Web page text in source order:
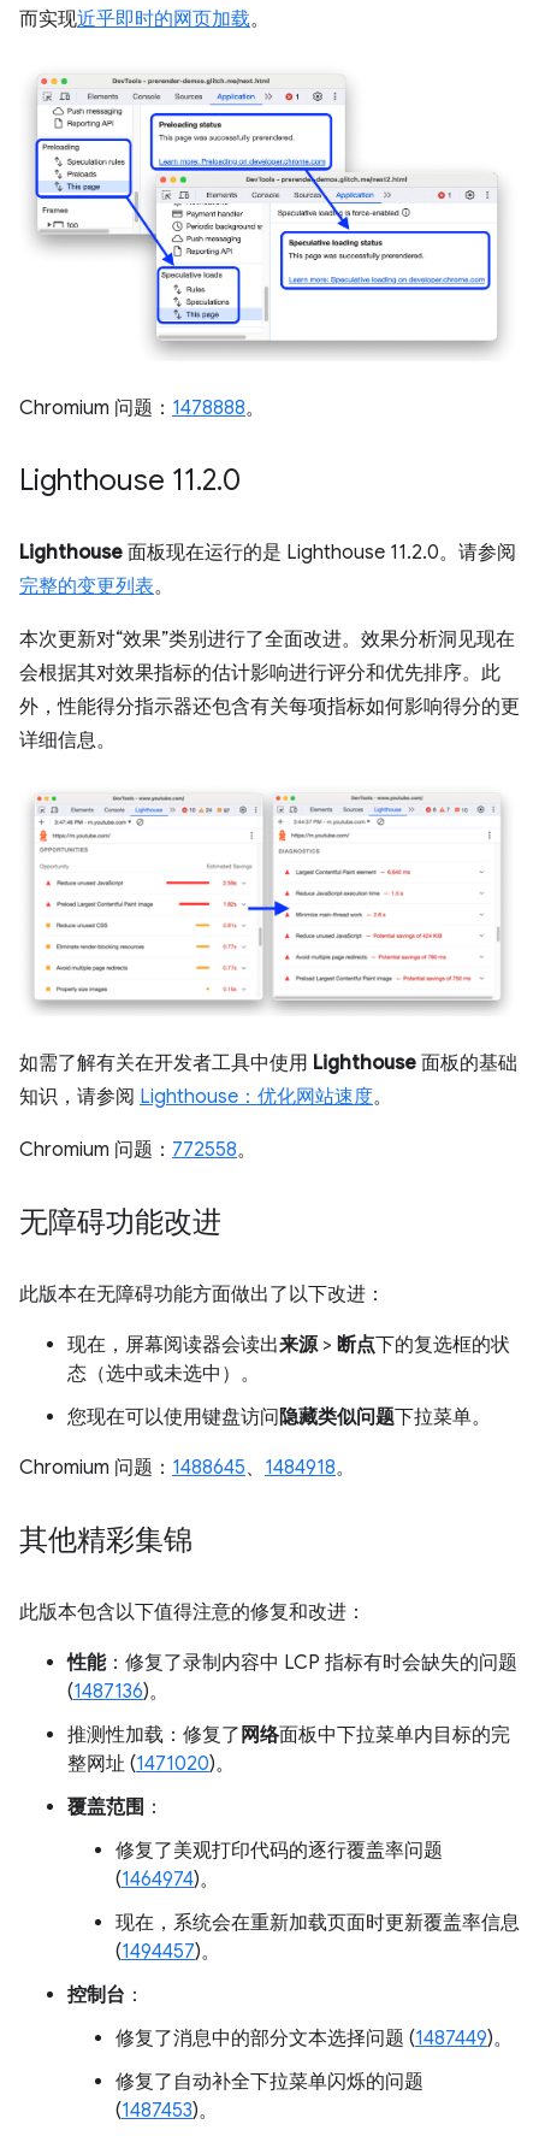
而实现近乎即时的网页加载。
Chromium 问题： 1478888。
Lighthouse 11.2.0
Lighthouse 面板现在运行的是 Lighthouse 11.2.0。请参阅
完整的变更列表。
本次更新对“效果”类别进行了全面改进。效果分析洞见现在
会根据其对效果指标的估计影响进行评分和优先排序。此
外，性能得分指示器还包含有关每项指标如何影响得分的更
详细信息。
如需了解有关在开发者工具中使用 Lighthouse 面板的基础
知识，请参阅 Lighthouse：优化网站速度。
Chromium 问题： 772558。
无障碍功能改进
此版本在无障碍功能方面做出了以下改进：
现在，屏幕阅读器会读出来源> 断点下的复选框的状
态（选中或未选中）。
您现在可以使用键盘访问隐藏类似问题下拉菜单。
Chromium 问题： 1488645、 1484918。
其他精彩集锦
此版本包含以下值得注意的修复和改进：
性能：修复了录制内容中 LCP 指标有时会缺失的问题
(1487136)。
推测性加载：修复了 网络面板中下拉菜单内目标的完
整网址 (1471020)。
覆盖范围 ：
修复了美观打印代码的逐行覆盖率问题
(1464974)。
现在，系统会在重新加载页面时更新覆盖率信息
(1494457)。
控制台 ：
修复了消息中的部分文本选择问题 (1487449)。
修复了自动补全下拉菜单闪烁的问题
(1487453)。